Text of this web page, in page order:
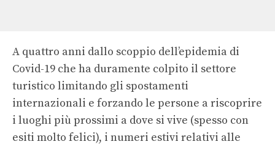
A quattro anni dallo scoppio dell’epidemia di
Covid-19 che ha duramente colpito il settore
turistico limitando gli spostamenti
internazionali e forzando le persone a riscoprire
i luoghi più prossimi a dove si vive (spesso con
esiti molto felici), i numeri estivi relativi alle